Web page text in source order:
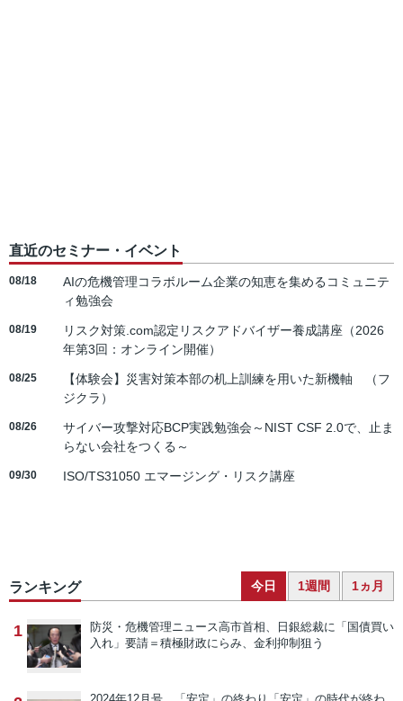
直近のセミナー・イベント
08/18
AIの危機管理コラボルーム企業の知恵を集めるコミュニテ
ィ勉強会
08/19
リスク対策.com認定リスクアドバイザー養成講座（2026
年第3回：オンライン開催）
08/25
【体験会】災害対策本部の机上訓練を用いた新機軸 （フ
ジクラ）
08/26
サイバー攻撃対応BCP実践勉強会～NIST CSF 2.0で、止ま
らない会社をつくる～
09/30 ISO/TS31050 エマージング・リスク講座
ランキング 今日 1週間 1ヵ月
1 防災・危機管理ニュース高市首相、日銀総裁に「国債買い
入れ」要請＝積極財政にらみ、金利抑制狙う